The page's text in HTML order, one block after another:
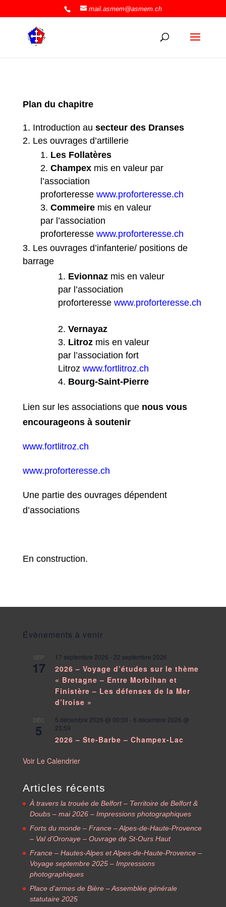
mail.asmem@asmem.ch
Plan du chapitre
Introduction au secteur des Dranses
Les ouvrages d’artillerie
Les Follatères
Champex mis en valeur par
l’association
proforteresse www.proforteresse.ch
Commeire mis en valeur
par l’association
proforteresse www.proforteresse.ch
Les ouvrages d’infanterie/ positions de
barrage
Evionnaz mis en valeur
par l’association
proforteresse www.proforteresse.ch
Vernayaz
Litroz mis en valeur
par l’association fort
Litroz www.fortlitroz.ch
Bourg-Saint-Pierre
Lien sur les associations que nous vous
encourageons à soutenir
www.fortlitroz.ch
www.proforteresse.ch
Une partie des ouvrages dépendent
d’associations
En construction.
Évènements à venir
SEP
17
17 septembre 2026 - 22 septembre 2026
2026 – Voyage d’études sur le thème
« Bretagne – Entre Morbihan et
Finistère – Les défenses de la Mer
d’Iroise »
DÉC
5
5 décembre 2026 @ 00:00 - 6 décembre 2026 @
23:59
2026 – Ste-Barbe – Champex-Lac
Voir Le Calendrier
Articles récents
À travers la trouée de Belfort – Territoire de Belfort &
Doubs – mai 2026 – Impressions photographiques
Forts du monde – France – Alpes-de-Haute-Provence
– Val d’Oronaye – Ouvrage de St-Ours Haut
France – Hautes-Alpes et Alpes-de-Haute-Provence –
Voyage septembre 2025 – Impressions
photographiques
Place d’armes de Bière – Assemblée générale
statutaire 2025